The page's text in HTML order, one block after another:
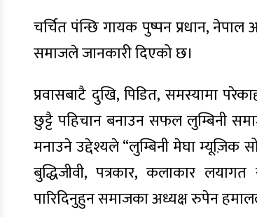
चर्चित पंन्छि गायक पुष्पन प्रधान,
समाजले जानकारी दिएको छ।
प्रवासबाटै दुखि, पिडित, समस्यामा
छुट्टै पहिचान बनाउन सफल लुम्बिनी
मनाउने उद्देश्यले “लुम्बिनी मेघा
बुद्धिजीवी, पत्रकार, कलाकार
पारिदिनुहुन समाजका अध्यक्ष रुपेन